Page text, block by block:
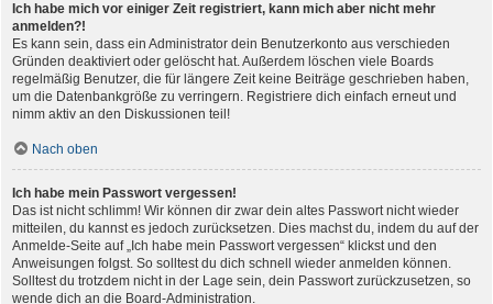
Ich habe mich vor einiger Zeit registriert, kann mich aber nicht mehr
anmelden?!
Es kann sein, dass ein Administrator dein Benutzerkonto aus verschieden
Gründen deaktiviert oder gelöscht hat. Außerdem löschen viele Boards
regelmäßig Benutzer, die für längere Zeit keine Beiträge geschrieben haben,
um die Datenbankgröße zu verringern. Registriere dich einfach erneut und
nimm aktiv an den Diskussionen teil!
Nach oben
Ich habe mein Passwort vergessen!
Das ist nicht schlimm! Wir können dir zwar dein altes Passwort nicht wieder
mitteilen, du kannst es jedoch zurücksetzen. Dies machst du, indem du auf der
Anmelde-Seite auf „Ich habe mein Passwort vergessen“ klickst und den
Anweisungen folgst. So solltest du dich schnell wieder anmelden können.
Solltest du trotzdem nicht in der Lage sein, dein Passwort zurückzusetzen, so
wende dich an die Board-Administration.